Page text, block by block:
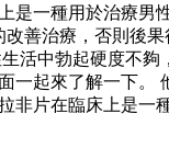
是一種用於治療男
善治療，否則後
活中勃起硬度不
起來了解一下。
非片在臨床上是一